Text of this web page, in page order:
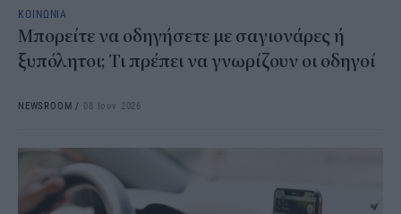
ΚΟΙΝΩΝΙΑ
Μπορείτε να οδηγήσετε με σαγιονάρες ή
ξυπόλητοι; Τι πρέπει να γνωρίζουν οι οδηγοί
NEWSROOM / 08 Ιουν 2026